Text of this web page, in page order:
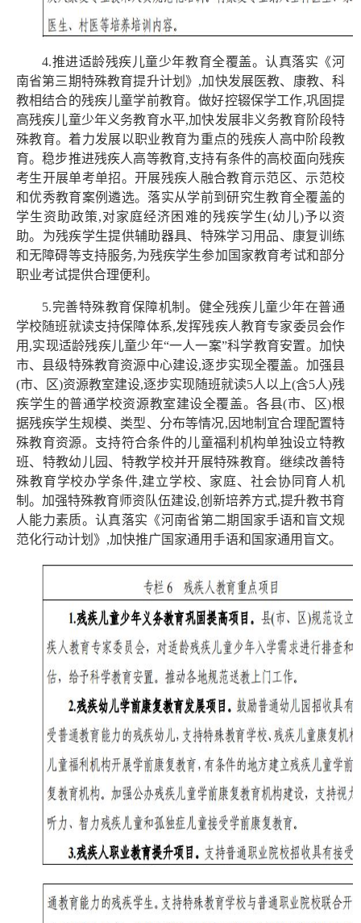
4.推进适龄残疾儿童少年教育全覆盖。认真落实《河
南省第三期特殊教育提升计划》,加快发展医教、康教、科
教相结合的残疾儿童学前教育。做好控辍保学工作,巩固提
高残疾儿童少年义务教育水平,加快发展非义务教育阶段特
殊教育。着力发展以职业教育为重点的残疾人高中阶段教
育。稳步推进残疾人高等教育,支持有条件的高校面向残疾
考生开展单考单招。开展残疾人融合教育示范区、示范校
和优秀教育案例遴选。落实从学前到研究生教育全覆盖的
学生资助政策,对家庭经济困难的残疾学生(幼儿)予以资
助。为残疾学生提供辅助器具、特殊学习用品、康复训练
和无障碍等支持服务,为残疾学生参加国家教育考试和部分
职业考试提供合理便利。
5.完善特殊教育保障机制。健全残疾儿童少年在普通
学校随班就读支持保障体系,发挥残疾人教育专家委员会作
用,实现适龄残疾儿童少年“一人一案”科学教育安置。加快
市、县级特殊教育资源中心建设,逐步实现全覆盖。加强县
(市、区)资源教室建设,逐步实现随班就读5人以上(含5人)残
疾学生的普通学校资源教室建设全覆盖。各县(市、区)根
据残疾学生规模、类型、分布等情况,因地制宜合理配置特
殊教育资源。支持符合条件的儿童福利机构单独设立特教
班、特教幼儿园、特教学校并开展特殊教育。继续改善特
殊教育学校办学条件,建立学校、家庭、社会协同育人机
制。加强特殊教育师资队伍建设,创新培养方式,提升教书育
人能力素质。认真落实《河南省第二期国家手语和盲文规
范化行动计划》,加快推广国家通用手语和国家通用盲文。